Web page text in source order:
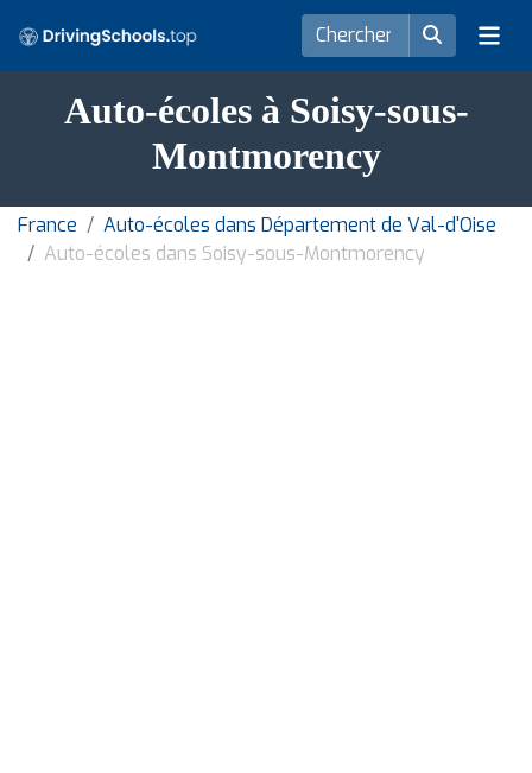
Auto-écoles à Soisy-sous-
Montmorency
France
Auto-écoles dans Département de Val-d'Oise
Auto-écoles dans Soisy-sous-Montmorency